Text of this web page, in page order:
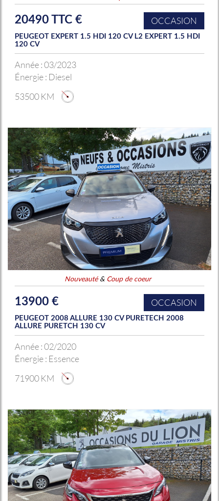
20490 TTC € OCCASION
PEUGEOT EXPERT 1.5 HDI 120 CV L2 EXPERT 1.5 HDI
120 CV
Année :03/2023
Énergie : Diesel
53500 KM
Nouveauté& Coup de coeur
13900 € OCCASION
PEUGEOT 2008 ALLURE 130 CV PURETECH 2008
ALLURE PURETCH 130 CV
Année :02/2020
Énergie : Essence
71900 KM